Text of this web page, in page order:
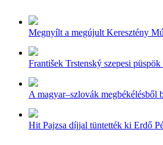
Megnyílt a megújult Keresztény
František Trstenský szepesi
A magyar–szlovák megbékélésből
Hit Pajzsa díjjal tüntették ki Erdő